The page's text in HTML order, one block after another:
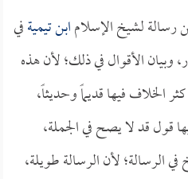
رسالة لشيخ الإسلامابن تيميةفي
وبيان الأقوال في ذلك؛ لأن هذه
الخلاف فيها قديماً وحديثاً،
قول قد لا يصح في الجملة،
الرسالة؛ لأن الرسالة طويلة،